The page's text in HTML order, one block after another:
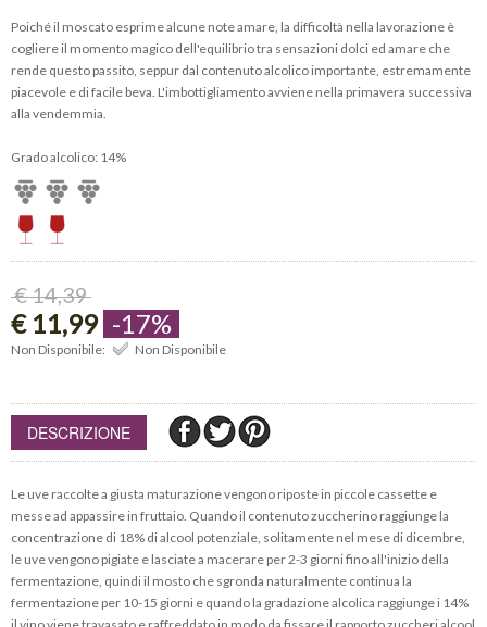
Poiché il moscato esprime alcune note amare, la difficoltà nella lavorazione è
cogliere il momento magico dell'equilibrio tra sensazioni dolci ed amare che
rende questo passito, seppur dal contenuto alcolico importante, estremamente
piacevole e di facile beva. L'imbottigliamento avviene nella primavera successiva
alla vendemmia.
Grado alcolico: 14%
€ 14,39
€ 11,99 -17%
Non Disponibile: Non Disponibile
DESCRIZIONE
Le uve raccolte a giusta maturazione vengono riposte in piccole cassette e
messe ad appassire in fruttaio. Quando il contenuto zuccherino raggiunge la
concentrazione di 18% di alcool potenziale, solitamente nel mese di dicembre,
le uve vengono pigiate e lasciate a macerare per 2-3 giorni fino all'inizio della
fermentazione, quindi il mosto che sgronda naturalmente continua la
fermentazione per 10-15 giorni e quando la gradazione alcolica raggiunge i 14%